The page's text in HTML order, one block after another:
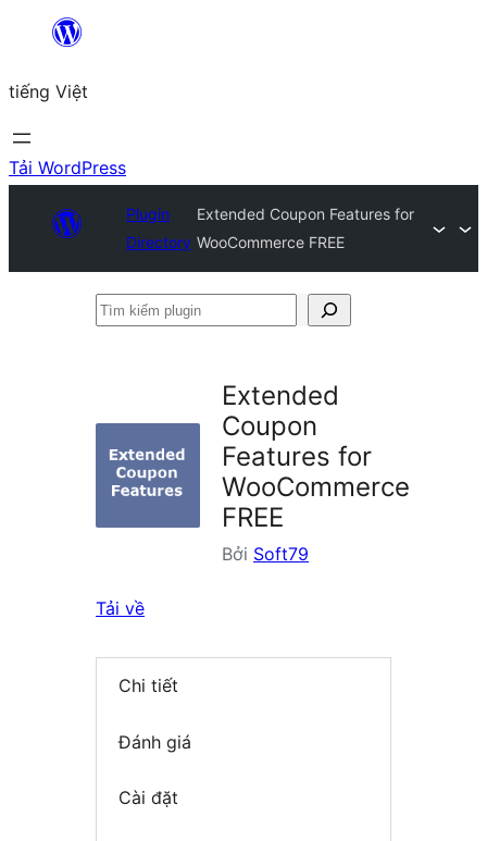
Chuyển
phần
nội
dung
tiếng Việt
Tải WordPress
Plugin
Directory
Extended Coupon Features for
WooCommerce FREE
Tìm
Extended
Coupon
Features for
WooCommerce
FREE
Bởi Soft79
Tải về
Chi tiết
Đánh giá
Cài đặt